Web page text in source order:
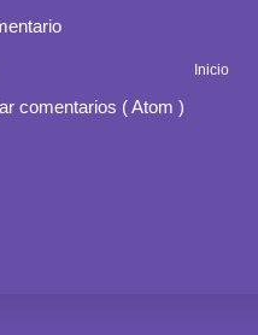
Inicio
comentarios ( Atom )